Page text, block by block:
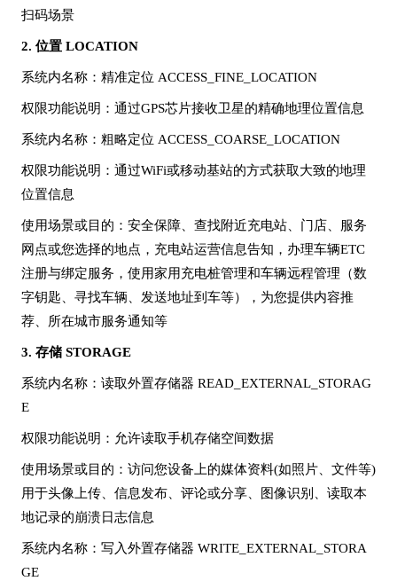
扫码场景
2. 位置 LOCATION
系统内名称：精准定位 ACCESS_FINE_LOCATION
权限功能说明 ：通过GPS芯片接收卫星的精确地理位置信息
系统内名称：粗略定位 ACCESS_COARSE_LOCATION
权限功能说明 ：通过WiFi或移动基站的方式获取大致的地理
位置信息
使用场景或目的 ：安全保障、查找附近充电站、门店、服务
网点或您选择的地点，充电站运营信息告知，办理车辆ETC
注册与绑定服务，使用家用充电桩管理和车辆远程管理（数
字钥匙、寻找车辆、发送地址到车等），为您提供内容推
荐、所在城市服务通知等
3. 存储 STORAGE
系统内名称：读取外置存储器 READ_EXTERNAL_STORAG
E
权限功能说明 ：允许读取手机存储空间数据
使用场景或目的 ：访问您设备上的媒体资料(如照片、文件等)
用于头像上传、信息发布、评论或分享、图像识别、读取本
地记录的崩溃日志信息
系统内名称：写入外置存储器 WRITE_EXTERNAL_STORA
GE